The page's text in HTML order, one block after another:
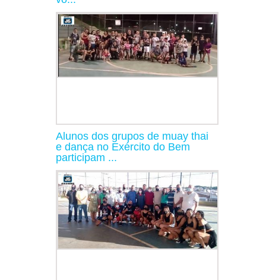
Alunos dos grupos de muay thai
e dança no Exército do Bem
participam ...